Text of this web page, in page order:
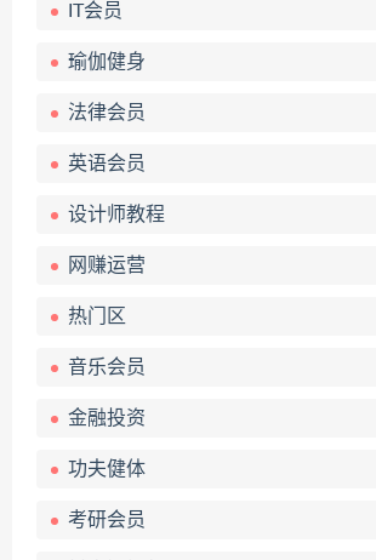
IT会员
瑜伽健身
法律会员
英语会员
设计师教程
网赚运营
热门区
音乐会员
金融投资
功夫健体
考研会员